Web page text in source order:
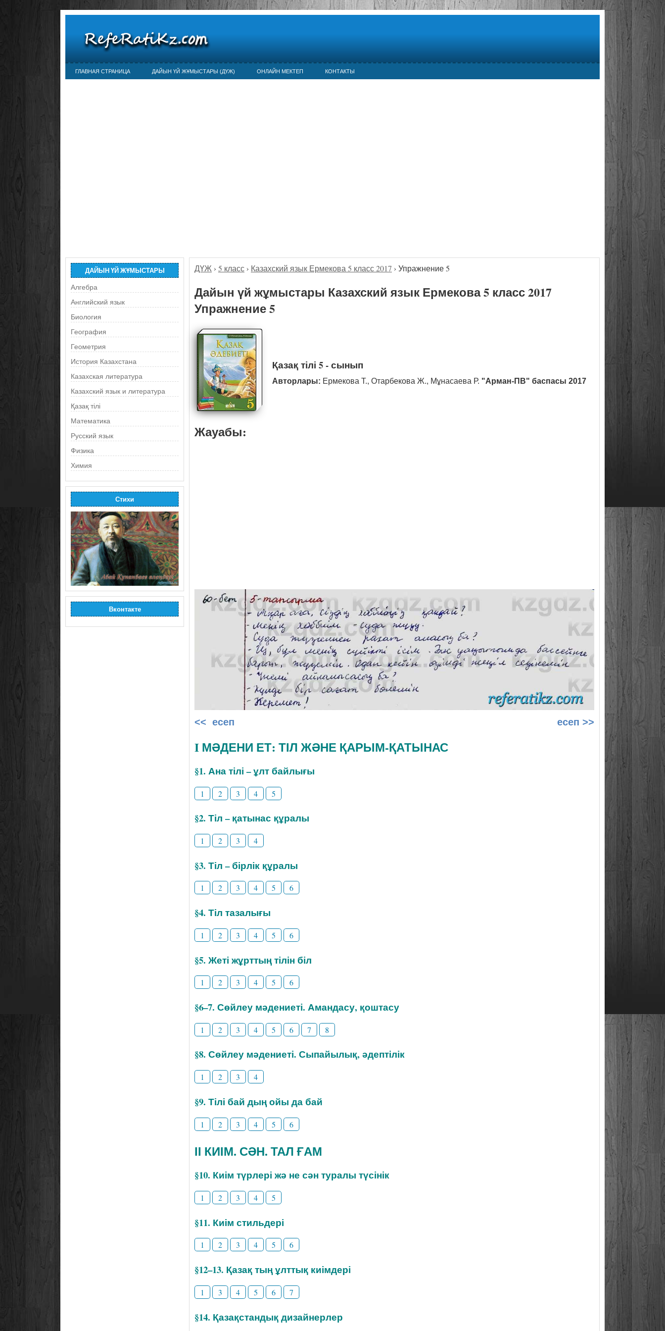
ГЛАВНАЯ СТРАНИЦА ДАЙЫН ҮЙ ЖҰМЫСТАРЫ (ДҮЖ) ОНЛАЙН МЕКТЕП КОНТАКТЫ
ДАЙЫН ҮЙ ЖҰМЫСТАРЫ
Алгебра
Английский язык
Биология
География
Геометрия
История Казахстана
Казахская литература
Казахский язык и литература
Қазақ тілі
Математика
Русский язык
Физика
Химия
Стихи
Вконтакте
ДҮЖ › 5 класс › Казахский язык Ермекова 5 класс 2017 › Упражнение 5
Дайын үй жұмыстары Казахский язык Ермекова 5 класс 2017
Упражнение 5
Қазақ тілі 5 - сынып
Авторлары: Ермекова Т., Отарбекова Ж., Мұнасаева Р. "Арман-ПВ" баспасы 2017
Жауабы:
<< есеп есеп >>
I МӘДЕНИ ЕТ: ТІЛ ЖӘНЕ ҚАРЫМ-ҚАТЫНАС
§1. Ана тілі – ұлт байлығы
1 2 3 4 5
§2. Тіл – қатынас құралы
1 2 3 4
§3. Тіл – бірлік құралы
1 2 3 4 5 6
§4. Тіл тазалығы
1 2 3 4 5 6
§5. Жеті жұрттың тілін біл
1 2 3 4 5 6
§6–7. Сөйлеу мәдениеті. Амандасу, қоштасу
1 2 3 4 5 6 7 8
§8. Сөйлеу мәдениеті. Сыпайылық, әдептілік
1 2 3 4
§9. Тілі бай дың ойы да бай
1 2 3 4 5 6
ІІ КИІМ. СӘН. ТАЛ ҒАМ
§10. Киім түрлері жә не сән туралы түсінік
1 2 3 4 5
§11. Киім стильдері
1 2 3 4 5 6
§12–13. Қазақ тың ұлттық киімдері
1 3 4 5 6 7
§14. Қазақстандық дизайнерлер